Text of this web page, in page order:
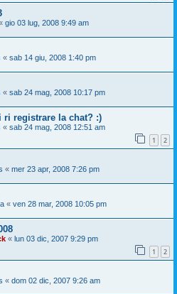
gio 03 lug, 2008 9:49 am
« sab 14 giu, 2008 1:40 pm
« sab 24 mag, 2008 10:17 pm
registrare la chat? :)
« sab 24 mag, 2008 12:51 am
1 2
« mer 23 apr, 2008 7:26 pm
« ven 28 mar, 2008 10:05 pm
« lun 03 dic, 2007 9:29 pm
1 2
« dom 02 dic, 2007 9:26 am